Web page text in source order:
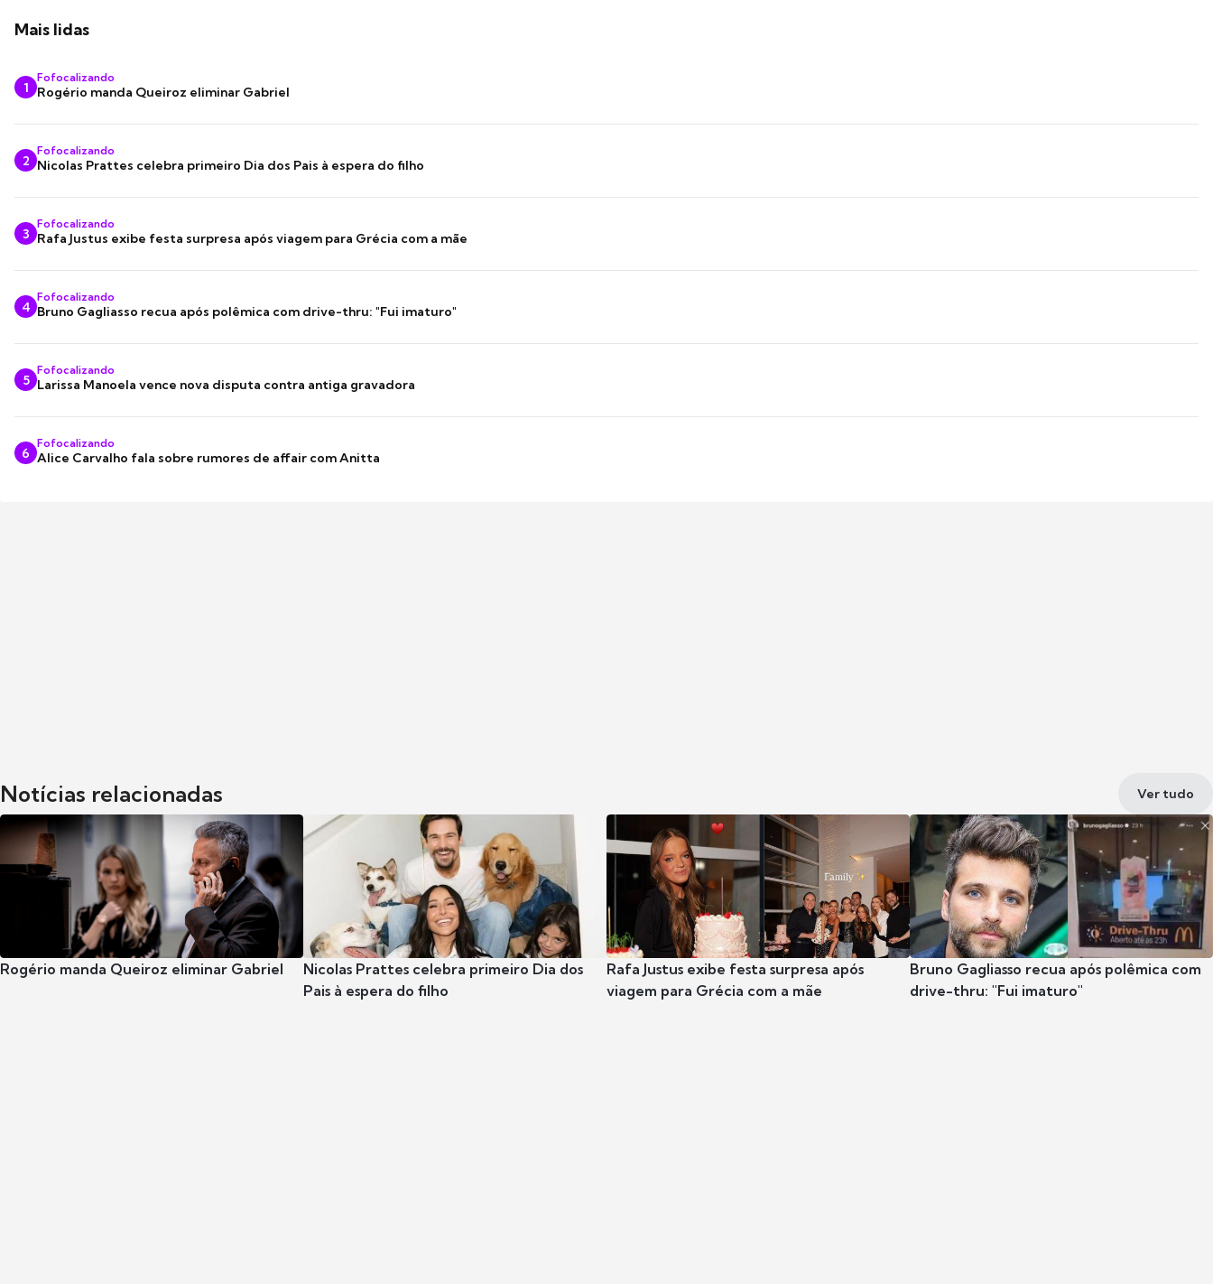
Mais lidas
1
Fofocalizando
Rogério manda Queiroz eliminar Gabriel
2
Fofocalizando
Nicolas Prattes celebra primeiro Dia dos Pais à espera do filho
3
Fofocalizando
Rafa Justus exibe festa surpresa após viagem para Grécia com a mãe
4
Fofocalizando
Bruno Gagliasso recua após polêmica com drive-thru: "Fui imaturo"
5
Fofocalizando
Larissa Manoela vence nova disputa contra antiga gravadora
6
Fofocalizando
Alice Carvalho fala sobre rumores de affair com Anitta
Notícias relacionadas Ver tudo
Rogério manda Queiroz eliminar Gabriel
Nicolas Prattes celebra primeiro Dia dos
Pais à espera do filho
Rafa Justus exibe festa surpresa após
viagem para Grécia com a mãe
Bruno Gagliasso recua após polêmica com
drive-thru: "Fui imaturo"